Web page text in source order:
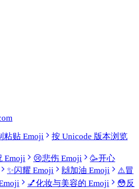
粘贴 Emoji
按 Unicode 版本浏览
Emoji 😢悲伤 Emoji 🥳开心
✨闪耀 Emoji 🙌加油 Emoji ⚠️冒
💅化妆与美容的 Emoji 😳反